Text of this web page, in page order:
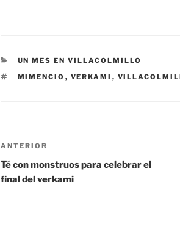
CATEGORÍAS
UN MES EN VILLACOLMILLO
ETIQUETAS
MIMENCIO , VERKAMI ,
Navegación
de
entradas
Entrada
anterior:
ANTERIOR
Té con monstruos para celebrar el
final del verkami